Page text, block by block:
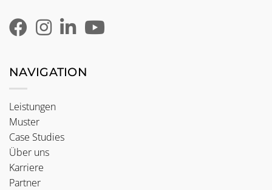
NAVIGATION
Leistungen
Muster
Case Studies
Über uns
Karriere
Partner